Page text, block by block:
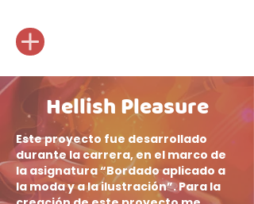
Hellish Pleasure
Este proyecto fue desarrollado
durante la carrera, en el marco de
la asignatura “Bordado aplicado a
la moda y a la ilustración”.Para la